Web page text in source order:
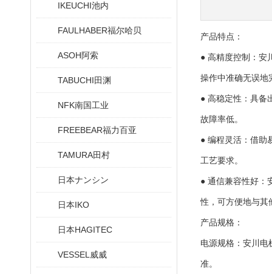
IKEUCHI池内
FAULHABER福尔哈贝
ASOH阿索
TABUCHI田渊
NFK南国工业
FREEBEAR福力百亚
TAMURA田村
日本ナンシン
日本IKO
日本HAGITEC
VESSEL威威
产品特点：
● 高精度控制：安
操作中准确无误地
● 高稳定性：具备
故障率低。
● 编程灵活：借助
工艺要求。
● 通信兼容性好：
性，可方便地与其
产品规格：
电源规格：安川电
准。